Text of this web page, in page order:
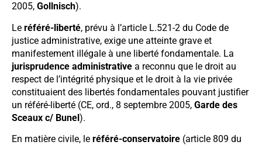
2005, Gollnisch).
Le référé-liberté, prévu à l’article L.521-2 du Code de
justice administrative, exige une atteinte grave et
manifestement illégale à une liberté fondamentale. La
jurisprudence administrative a reconnu que le droit au
respect de l’intégrité physique et le droit à la vie privée
constituaient des libertés fondamentales pouvant justifier
un référé-liberté (CE, ord., 8 septembre 2005, Garde des
Sceaux c/ Bunel).
En matière civile, le référé-conservatoire (article 809 du